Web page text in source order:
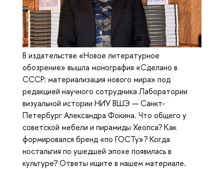
В издательстве «Новое литературное
обозрение» вышла монография «Сделано в
СССР: материализация нового мира» под
редакцией научного сотрудника Лаборатории
визуальной истории НИУ ВШЭ — Санкт-
Петербург Александра Фокина. Что общего у
советской мебели и пирамиды Хеопса? Как
формировался бренд «по ГОСТу»? Когда
ностальгия по ушедшей эпохе появилась в
культуре? Ответы ищите в нашем материале.